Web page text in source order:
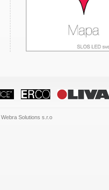
Webra Solutions s.r.o